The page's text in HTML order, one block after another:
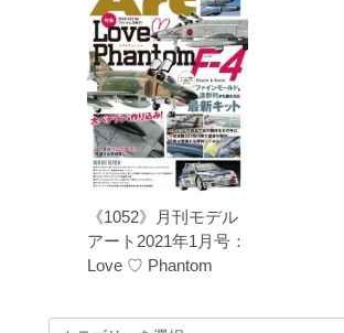
《1052》月刊モデル
アート2021年1月号：
Love ♡ Phantom